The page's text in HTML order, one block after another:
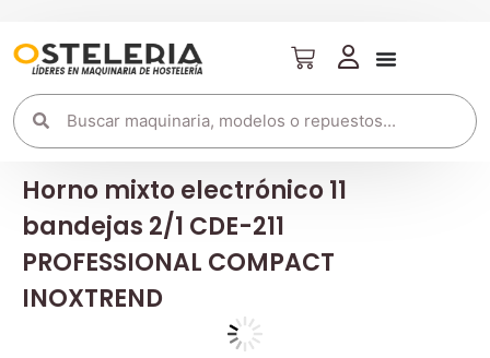
Horno mixto electrónico 11
bandejas 2/1 CDE-211
PROFESSIONAL COMPACT
INOXTREND